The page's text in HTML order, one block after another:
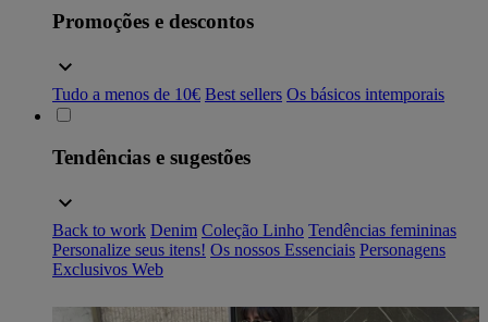
Promoções e descontos
Tudo a menos de 10€ Best sellers Os básicos intemporais
Tendências e sugestões
Back to work Denim Coleção Linho Tendências femininas
Personalize seus itens! Os nossos Essenciais Personagens
Exclusivos Web